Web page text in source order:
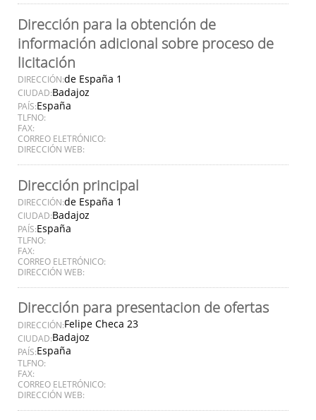
Dirección para la obtención de
información adicional sobre proceso de
licitación
DIRECCIÓN:de España 1
CIUDAD:Badajoz
PAÍS:España
TLFNO:
FAX:
CORREO ELETRÓNICO:
DIRECCIÓN WEB:
Dirección principal
DIRECCIÓN:de España 1
CIUDAD:Badajoz
PAÍS:España
TLFNO:
FAX:
CORREO ELETRÓNICO:
DIRECCIÓN WEB:
Dirección para presentacion de ofertas
DIRECCIÓN:Felipe Checa 23
CIUDAD:Badajoz
PAÍS:España
TLFNO:
FAX:
CORREO ELETRÓNICO:
DIRECCIÓN WEB: